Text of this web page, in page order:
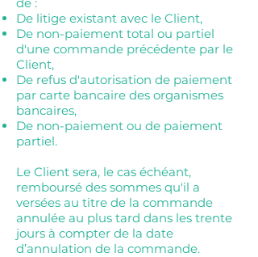
De litige existant avec le Client,
De non-paiement total ou partiel
d'une commande précédente par le
Client,
De refus d'autorisation de paiement
par carte bancaire des organismes
bancaires,
De non-paiement ou de paiement
partiel.
Le Client sera, le cas échéant,
remboursé des sommes qu'il a
versées au titre de la commande
annulée au plus tard dans les trente
jours à compter de la date
d’annulation de la commande.